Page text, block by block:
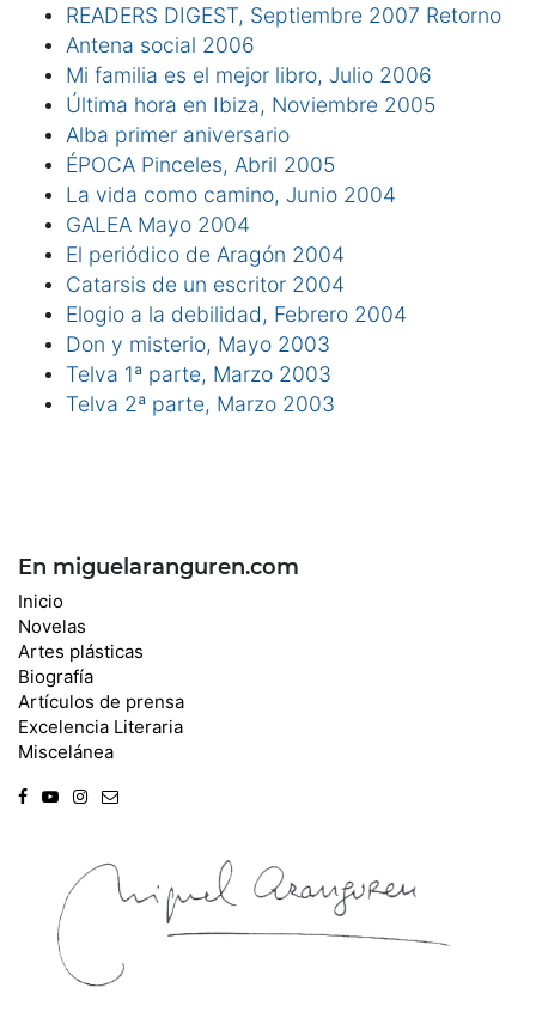
READERS DIGEST, Septiembre 2007 Retorno
Antena social 2006
Mi familia es el mejor libro, Julio 2006
Última hora en Ibiza, Noviembre 2005
Alba primer aniversario
ÉPOCA Pinceles, Abril 2005
La vida como camino, Junio 2004
GALEA Mayo 2004
El periódico de Aragón 2004
Catarsis de un escritor 2004
Elogio a la debilidad, Febrero 2004
Don y misterio, Mayo 2003
Telva 1ª parte, Marzo 2003
Telva 2ª parte, Marzo 2003
En miguelaranguren.com
Inicio
Novelas
Artes plásticas
Biografía
Artículos de prensa
Excelencia Literaria
Miscelánea